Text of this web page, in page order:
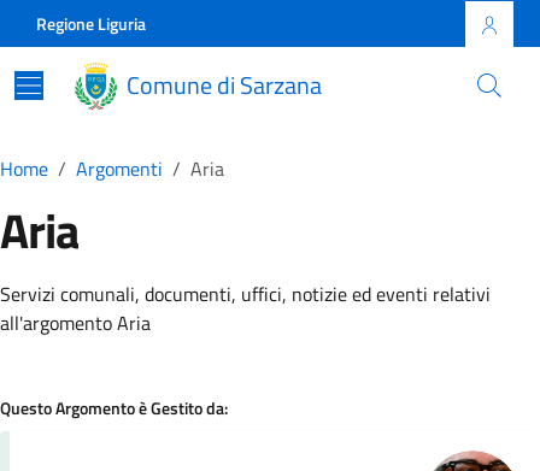
Skip to main content
Comune di Sarzana
Regione Liguria
Comune di Sarzana
Home Argomenti Aria
Aria
Dettagli della Notizia
Servizi comunali, documenti, uffici, notizie ed eventi relativi
all'argomento Aria
Questo Argomento è Gestito da: